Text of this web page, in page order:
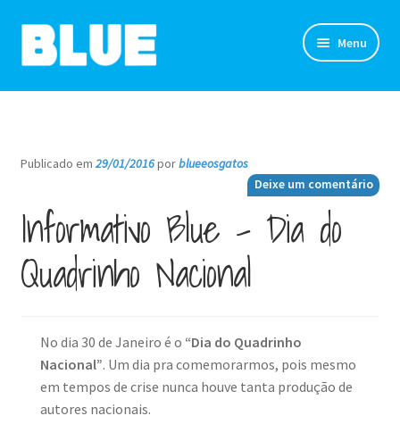
Pular
para
Pular
para
Menu
TIRINHAS
SOBRE
CLUBE DO BLUE
CONTATO
Publicado em 29/01/2016porblueeosgatos
Deixe um comentário
Informativo Blue – Dia do
Quadrinho Nacional
No dia 30 de Janeiro é o “Dia do Quadrinho
Nacional”. Um dia pra comemorarmos, pois mesmo
em tempos de crise nunca houve tanta produção de
autores nacionais.